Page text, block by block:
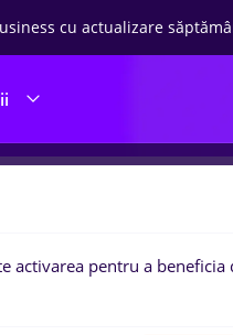
cu actualizare
muncacu
/ Distributie, IT /
activarea pentru a beneficia